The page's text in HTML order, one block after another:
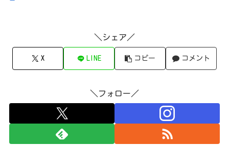
＼シェア／
X LINE コピー コメント
＼フォロー／